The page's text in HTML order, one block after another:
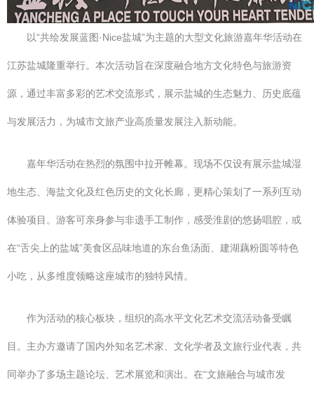
以“共绘发展蓝图·Nice盐城”为主题的大型文化旅游嘉年华活动在
江苏盐城隆重举行。本次活动旨在深度融合地方文化特色与旅游资
源，通过丰富多彩的艺术交流形式，展示盐城的生态魅力、历史底蕴
与发展活力，为城市文旅产业高质量发展注入新动能。
嘉年华活动在热烈的氛围中拉开帷幕。现场不仅设有展示盐城湿
地生态、海盐文化及红色历史的文化长廊，更精心策划了一系列互动
体验项目。游客可亲身参与非遗手工制作，感受淮剧的悠扬唱腔，或
在“舌尖上的盐城”美食区品味地道的东台鱼汤面、建湖藕粉圆等特色
小吃，从多维度领略这座城市的独特风情。
作为活动的核心板块，组织的高水平文化艺术交流活动备受瞩
目。主办方邀请了国内外知名艺术家、文化学者及文旅行业代表，共
同举办了多场主题论坛、艺术展览和演出。在“文旅融合与城市发